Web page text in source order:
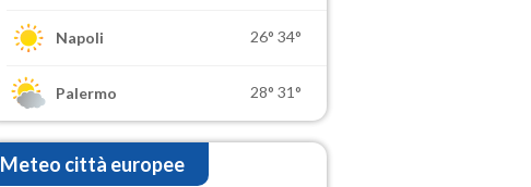
Napoli 26° 34°
Palermo 28° 31°
Meteo città europee